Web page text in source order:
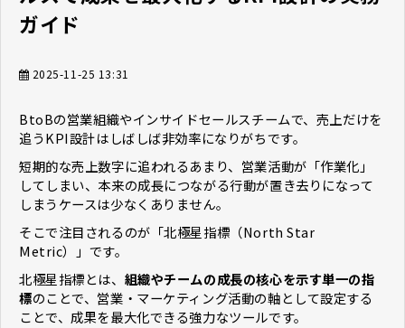
ガイド
2025-11-25 13:31
BtoBの営業組織やインサイドセールスチームで、売上だけを
追うKPI設計はしばしば非効率になりがちです。
短期的な売上数字に追われるあまり、営業活動が「作業化」
してしまい、本来の成長につながる行動が置き去りになって
しまうケースは少なくありません。
そこで注目されるのが「北極星指標（North Star
Metric）」です。
北極星指標とは、 組織やチームの成長の核心を示す単一の指
標のことで、営業・マーケティング活動の軸として設定する
ことで、成果を最大化できる強力なツールです。